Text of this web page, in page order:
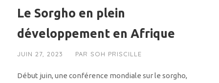
Le Sorgho en plein
développement en Afrique
JUIN 27, 2023 PAR SOH PRISCILLE
Début juin, une conférence mondiale sur le sorgho,